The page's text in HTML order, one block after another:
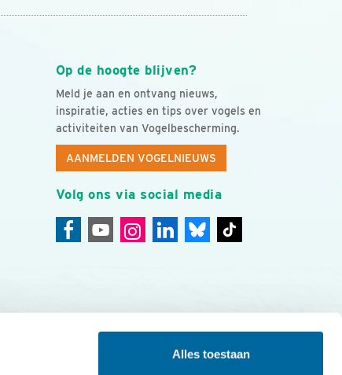
Alles toestaan
Op de hoogte blijven?
Meld je aan en ontvang nieuws,
inspiratie, acties en tips over vogels en
activiteiten van Vogelbescherming.
AANMELDEN VOGELNIEUWS
Volg ons via social media